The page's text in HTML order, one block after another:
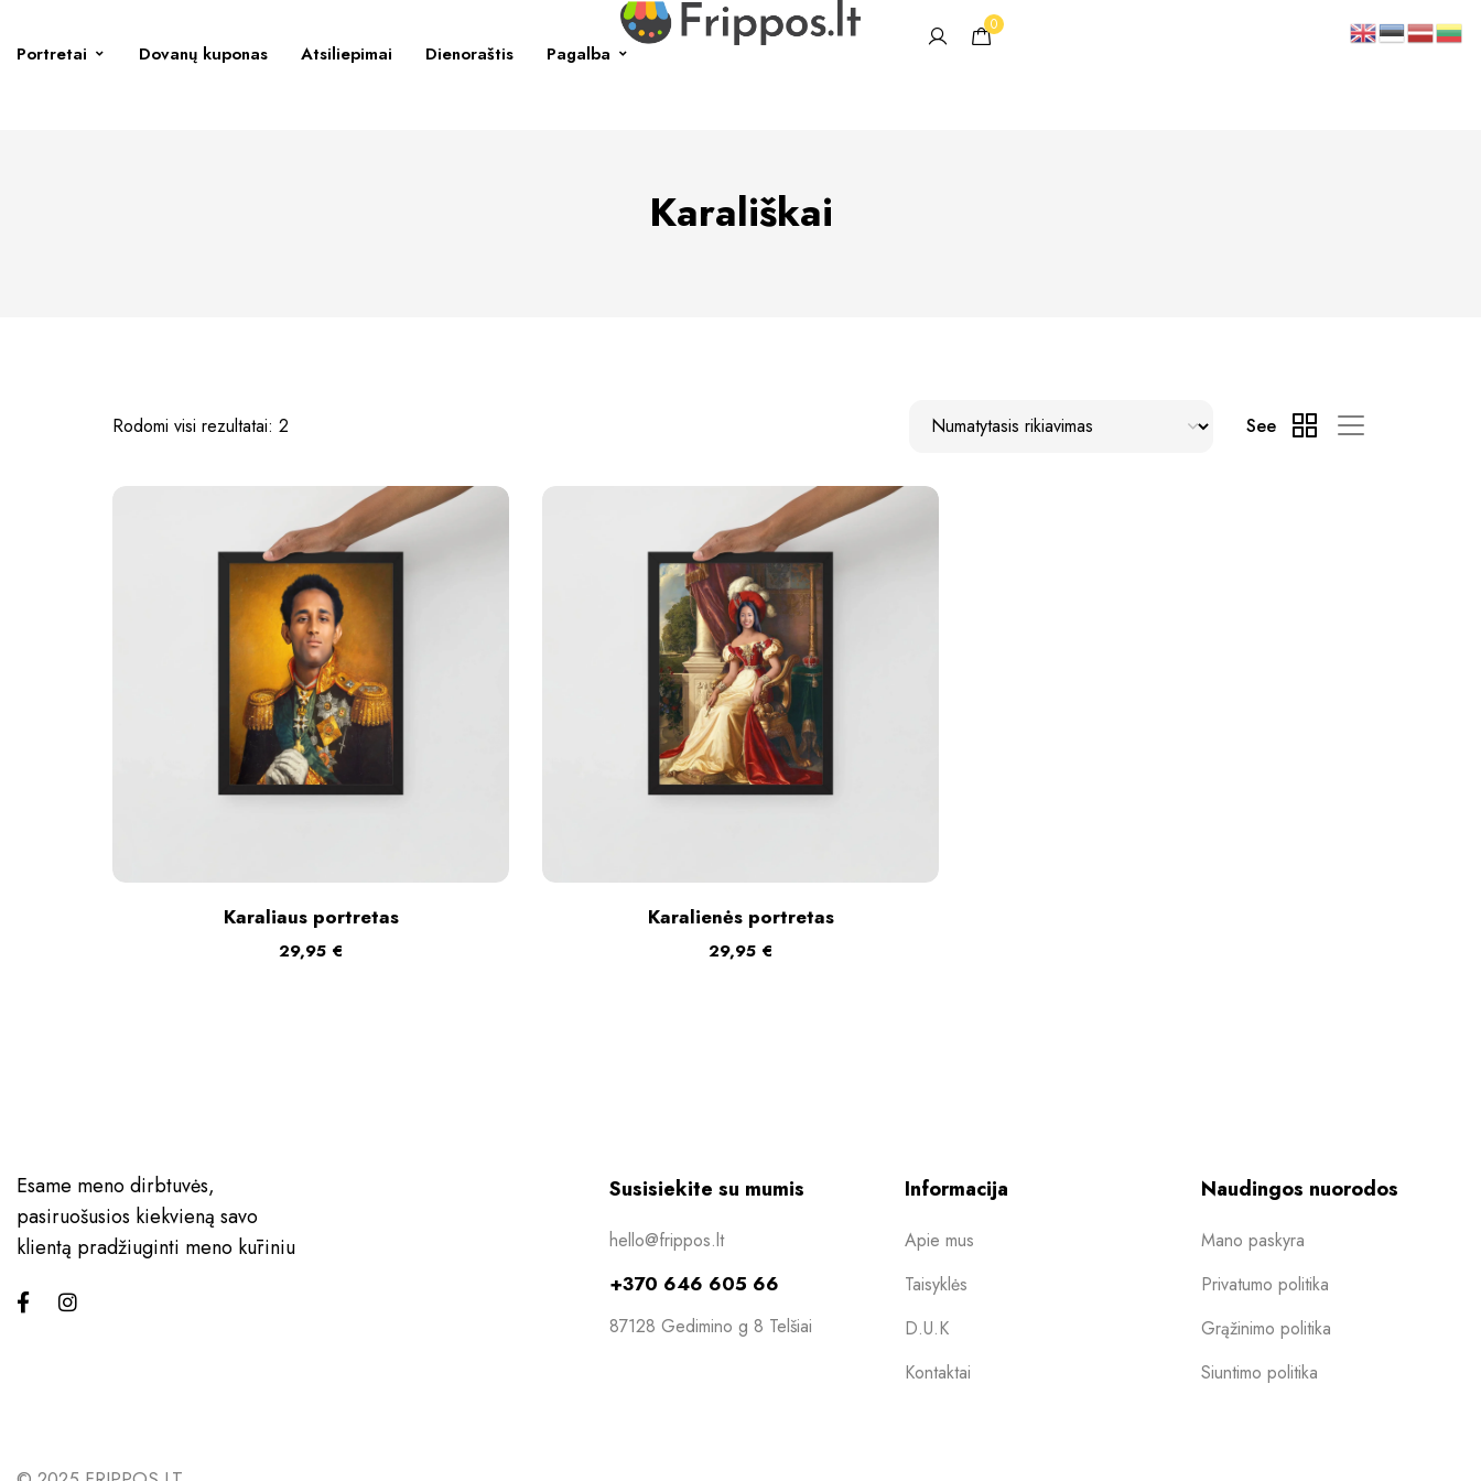
Portretai Dovanų kuponas Atsiliepimai Dienoraštis Pagalba
0
Karališkai
Rodomi visi rezultatai: 2 See
Karaliaus portretas
29,95 €
Karalienės portretas
29,95 €
Esame meno dirbtuvės,
pasiruošusios kiekvieną savo
klientą pradžiuginti meno kūriniu
Susisiekite su mumis
hello@frippos.lt
+370 646 605 66
87128 Gedimino g 8 Telšiai
Informacija
Apie mus
Taisyklės
D.U.K
Kontaktai
Naudingos nuorodos
Mano paskyra
Privatumo politika
Grąžinimo politika
Siuntimo politika